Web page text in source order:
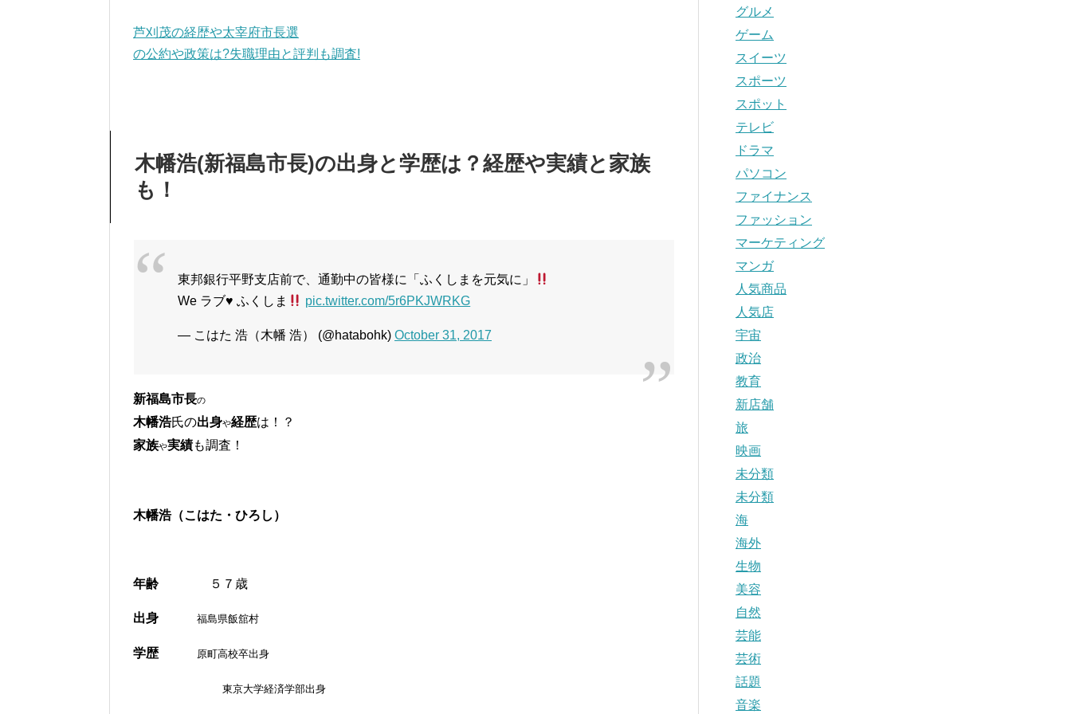
芦刈茂の経歴や太宰府市長選
の公約や政策は?失職理由と評判も調査!
木幡浩(新福島市長)の出身と学歴は？経歴や実績と家族
も！
東邦銀行平野支店前で、通勤中の皆様に「ふくしまを元気に」
We ラブ♥️ ふくしま pic.twitter.com/5r6PKJWRKG
— こはた 浩（木幡 浩） (@hatabohk) October 31, 2017
新福島市長の
木幡浩氏の出身や経歴は！？
家族や実績も調査！
木幡浩（こはた・ひろし）
年齢 ５７歳
出身 福島県飯舘村
学歴 原町高校卒出身
東京大学経済学部出身
グルメ
ゲーム
スイーツ
スポーツ
スポット
テレビ
ドラマ
パソコン
ファイナンス
ファッション
マーケティング
マンガ
人気商品
人気店
宇宙
政治
教育
新店舗
旅
映画
未分類
未分類
海
海外
生物
美容
自然
芸能
芸術
話題
音楽